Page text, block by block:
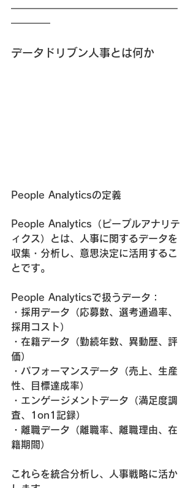
━━━━━━━━━━━━━━━━━
━━━━
データドリブン人事とは何か
People Analyticsの定義
People Analytics（ピープルアナリテ
ィクス）とは、人事に関するデータを
収集・分析し、意思決定に活用するこ
とです。
People Analyticsで扱うデータ：
・採用データ（応募数、選考通過率、
採用コスト）
・在籍データ（勤続年数、異動歴、評
価）
・パフォーマンスデータ（売上、生産
性、目標達成率）
・エンゲージメントデータ（満足度調
査、1on1記録）
・離職データ（離職率、離職理由、在
籍期間）
これらを統合分析し、人事戦略に活か